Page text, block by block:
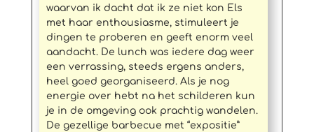
waarvan ik dacht dat ik ze niet kon Els
met haar enthousiasme, stimuleert je
dingen te proberen en geeft enorm veel
aandacht. De lunch was iedere dag weer
een verrassing, steeds ergens anders,
heel goed georganiseerd. Als je nog
energie over hebt na het schilderen kun
je in de omgeving ook prachtig wandelen.
De gezellige barbecue met “expositie”